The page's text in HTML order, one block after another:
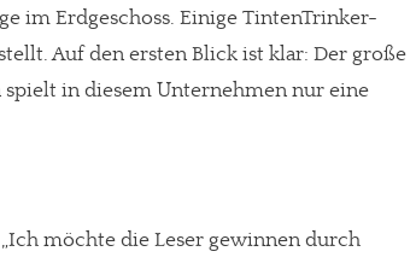
im Erdgeschoss. Einige TintenTrinker-
Auf den ersten Blick ist klar: Der große
in diesem Unternehmen nur eine
möchte die Leser gewinnen durch